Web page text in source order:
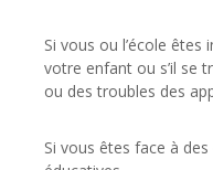
Si vous ou l’école
votre enfant ou s’il se
ou des troubles des
Si vous êtes face à